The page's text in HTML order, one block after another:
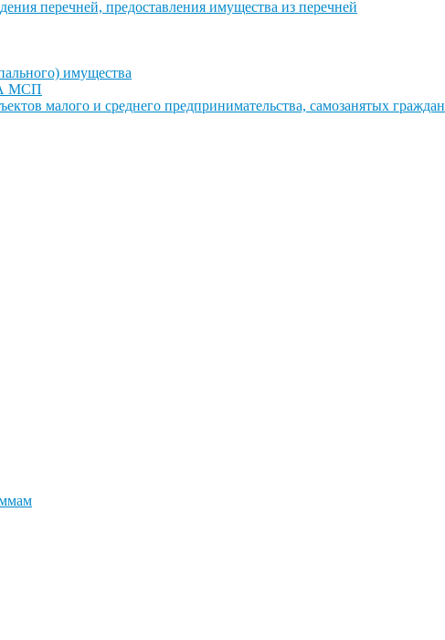
перечней, предоставления имущества из перечней
имущества
МСП
малого и среднего предпринимательства, самозанятых граждан